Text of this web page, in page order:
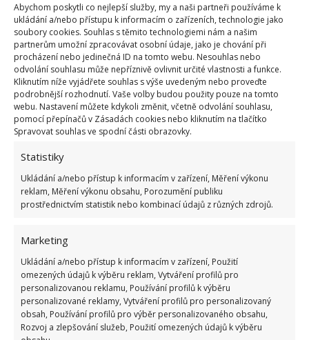
Abychom poskytli co nejlepší služby, my a naši partneři používáme k
ukládání a/nebo přístupu k informacím o zařízeních, technologie jako
soubory cookies. Souhlas s těmito technologiemi nám a našim
partnerům umožní zpracovávat osobní údaje, jako je chování při
procházení nebo jedinečná ID na tomto webu. Nesouhlas nebo
odvolání souhlasu může nepříznivě ovlivnit určité vlastnosti a funkce.
Kliknutím níže vyjádřete souhlas s výše uvedeným nebo proveďte
podrobnější rozhodnutí. Vaše volby budou použity pouze na tomto
webu. Nastavení můžete kdykoli změnit, včetně odvolání souhlasu,
pomocí přepínačů v Zásadách cookies nebo kliknutím na tlačítko
Spravovat souhlas ve spodní části obrazovky.
Statistiky
Ukládání a/nebo přístup k informacím v zařízení, Měření výkonu
reklam, Měření výkonu obsahu, Porozumění publiku
prostřednictvím statistik nebo kombinací údajů z různých zdrojů.
Marketing
Ukládání a/nebo přístup k informacím v zařízení, Použití
omezených údajů k výběru reklam, Vytváření profilů pro
personalizovanou reklamu, Používání profilů k výběru
personalizované reklamy, Vytváření profilů pro personalizovaný
obsah, Používání profilů pro výběr personalizovaného obsahu,
Rozvoj a zlepšování služeb, Použití omezených údajů k výběru
Před položením nové podlahy byste měli stěny
vymalovat. Místo dlaždic lze prostor nad
Teprve poté položte novou podlahu
sporák a přidejte další drobné dekorace, které
doladí celou atmosféru dané místnosti.